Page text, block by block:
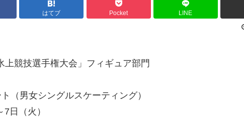
はてブ Pocket LINE
競技選手権大会」フィギュア部門
（男女シングルスケーティング）
日（火）